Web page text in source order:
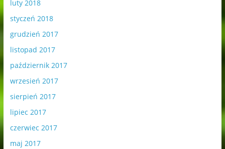
luty 2018
styczeń 2018
grudzień 2017
listopad 2017
październik 2017
wrzesień 2017
sierpień 2017
lipiec 2017
czerwiec 2017
maj 2017